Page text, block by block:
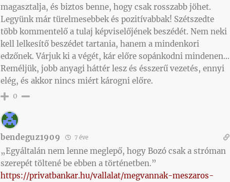
magasztalja, és biztos benne, hogy csak rosszabb jöhet.
Legyünk már türelmesebbek és pozitívabbak! Szétszedte
több kommentelő a tulaj képviselőjének beszédét. Nem neki
kell lelkesítő beszédet tartania, hanem a mindenkori
edzőnek. Várjuk ki a végét, kár előre sopánkodni mindenen…
Reméljük, jobb anyagi háttér lesz és ésszerű vezetés, ennyi
elég, és akkor nincs miért károgni előre.
0
bendeguz1909 7 éve
„Egyáltalán nem lenne meglepő, hogy Bozó csak a stróman
szerepét töltené be ebben a történetben.”
https://privatbankar.hu/vallalat/megvannak-meszaros-